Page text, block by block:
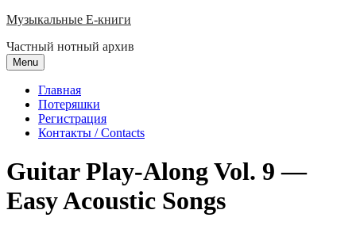
Skip
content
Музыкальные E-книги
Частный нотный архив
Menu
Главная
Потеряшки
Регистрация
Контакты / Contacts
Guitar Play-Along Vol. 9 —
Easy Acoustic Songs